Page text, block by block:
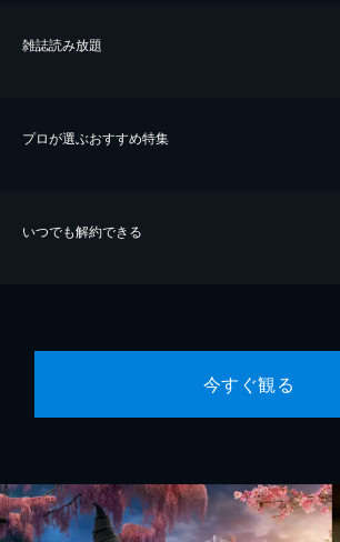
雑誌読み放題
プロが選ぶおすすめ特集
いつでも解約できる
今すぐ観る